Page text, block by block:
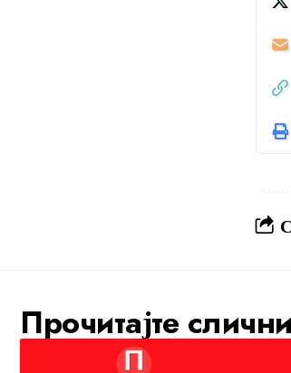
Прочитајте